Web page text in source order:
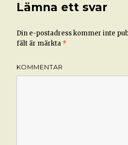
Lämna ett svar
Din e-postadress kommer inte
fält är märkta *
KOMMENTAR